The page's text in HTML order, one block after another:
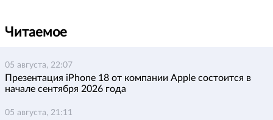
Читаемое
05 августа, 22:07
Презентация iPhone 18 от компании Apple состоится в
начале сентября 2026 года
05 августа, 21:11